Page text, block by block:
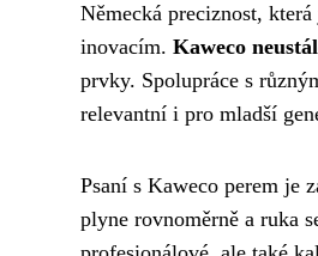
Německá preciznost,
inovacím. Kaweco
prvky. Spolupráce s
relevantní i pro mladší
Psaní s Kaweco perem je
plyne rovnoměrně a ruka